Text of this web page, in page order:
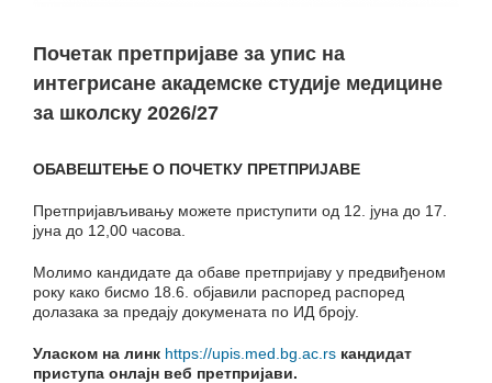
Почетак претпријаве за упис на
интегрисане академске студије медицине
за школску 2026/27
ОБАВЕШТЕЊЕ О ПОЧЕТКУ ПРЕТПРИЈАВЕ
Претпријављивању можете приступити од 12. јуна до 17.
јуна до 12,00 часова.
Молимо кандидате да обаве претпријаву у предвиђеном
року како бисмо 18.6. објавили распоред распоред
долазака за предају докумената по ИД броју.
Уласком на линк https://upis.med.bg.ac.rs кандидат
приступа онлајн веб претпријави.